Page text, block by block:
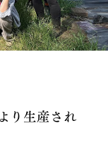
り生産され